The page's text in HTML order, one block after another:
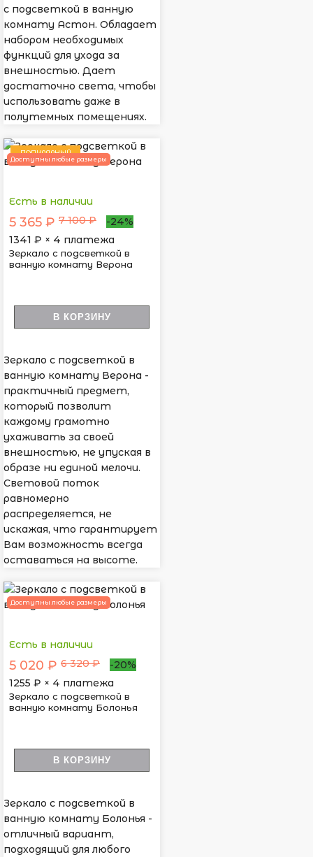
с подсветкой в ванную
комнату Астон. Обладает
набором необходимых
функций для ухода за
внешностью. Дает
достаточно света, чтобы
использовать даже в
полутемных помещениях.
ПОПУЛЯРНЫЙ
Доступны любые размеры
Есть в наличии
5 365 ₽ 7 100 ₽
-24%
1341 ₽ × 4 платежа
Зеркало с подсветкой в
ванную комнату Верона
В КОРЗИНУ
Зеркало с подсветкой в
ванную комнату Верона -
практичный предмет,
который позволит
каждому грамотно
ухаживать за своей
внешностью, не упуская в
образе ни единой мелочи.
Световой поток
равномерно
распределяется, не
искажая, что гарантирует
Вам возможность всегда
оставаться на высоте.
Доступны любые размеры
Есть в наличии
5 020 ₽ 6 320 ₽
-20%
1255 ₽ × 4 платежа
Зеркало с подсветкой в
ванную комнату Болонья
В КОРЗИНУ
Зеркало с подсветкой в
ванную комнату Болонья -
отличный вариант,
подходящий для любого